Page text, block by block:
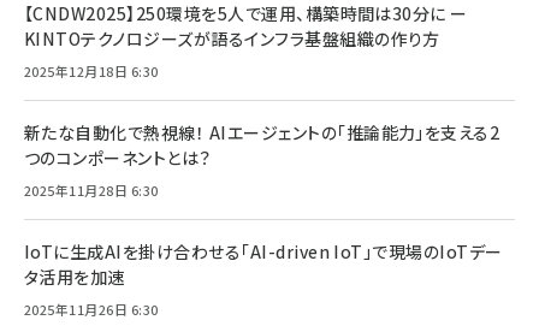
【CNDW2025】250環境を5人で運用、構築時間は30分に ー
KINTOテクノロジーズが語るインフラ基盤組織の作り方
2025年12月18日 6:30
新たな自動化で熱視線！ AIエージェントの「推論能力」を支える2
つのコンポーネントとは？
2025年11月28日 6:30
IoTに生成AIを掛け合わせる「AI-driven IoT」で現場のIoTデー
タ活用を加速
2025年11月26日 6:30